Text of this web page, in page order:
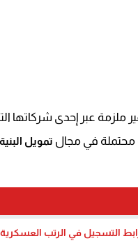
ملزمة عبر إحدى شركاتها
في مجال تمويل
الدفاع السعودية تعلن فتح باب التقديم 1447.. رابط